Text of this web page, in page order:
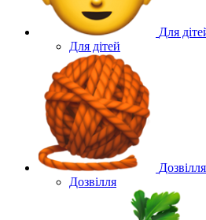
Для
Для дітей
Дозвілля
Дозвілля